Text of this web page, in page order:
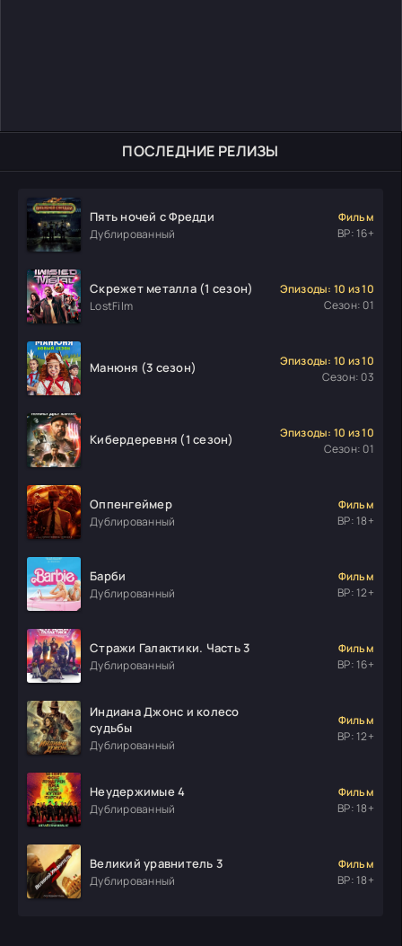
ПОСЛЕДНИЕ РЕЛИЗЫ
Пять ночей с Фредди
Дублированный
Фильм
ВР: 16+
Скрежет металла (1 сезон)
LostFilm
Эпизоды: 10 из 10
Сезон: 01
Манюня (3 сезон)
Эпизоды: 10 из 10
Сезон: 03
Кибердеревня (1 сезон)
Эпизоды: 10 из 10
Сезон: 01
Оппенгеймер
Дублированный
Фильм
ВР: 18+
Барби
Дублированный
Фильм
ВР: 12+
Стражи Галактики. Часть 3
Дублированный
Фильм
ВР: 16+
Индиана Джонс и колесо
судьбы
Дублированный
Фильм
ВР: 12+
Неудержимые 4
Дублированный
Фильм
ВР: 18+
Великий уравнитель 3
Дублированный
Фильм
ВР: 18+